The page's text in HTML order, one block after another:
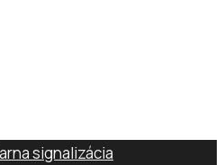
signalizácia